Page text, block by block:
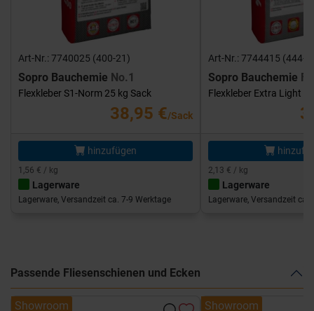
Art-Nr.: 7740025 (400-21)
Sopro Bauchemie No.1
Flexkleber S1-Norm 25 kg Sack
38,95 €/Sack
hinzufügen
1,56 € / kg
Lagerware
Lagerware, Versandzeit ca. 7-9 Werktage
Art-Nr.: 7744415 (444-
Sopro Bauchemie
Flexkleber Extra Light
2,13 € / kg
Lagerware
Lagerware, Versandzeit ca.
Passende Fliesenschienen und Ecken
Showroom Showroom